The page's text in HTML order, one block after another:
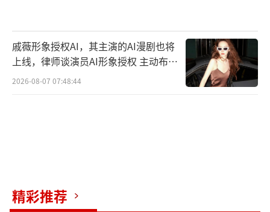
戚薇形象授权AI，其主演的AI漫剧也将
上线，律师谈演员AI形象授权 主动布局
数字资产
2026-08-07 07:48:44
精彩推荐